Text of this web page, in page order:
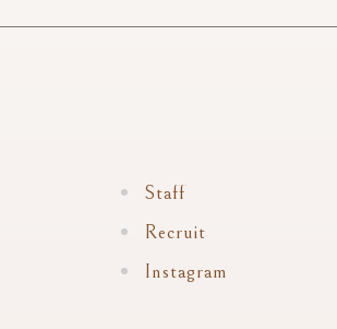
Staff
Recruit
Instagram